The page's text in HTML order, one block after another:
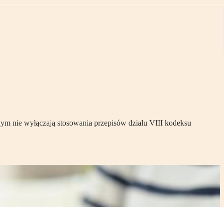
nie wyłączają stosowania przepisów działu VIII kodeksu